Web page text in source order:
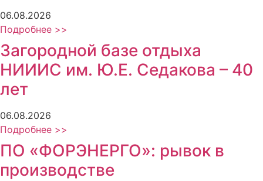
06.08.2026
Подробнее >>
Загородной базе отдыха
НИИИС им. Ю.Е. Седакова – 40
лет
06.08.2026
Подробнее >>
ПО «ФОРЭНЕРГО»: рывок в
производстве